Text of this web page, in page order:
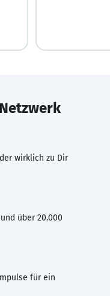
wirklich zu Dir
über 20.000
für ein